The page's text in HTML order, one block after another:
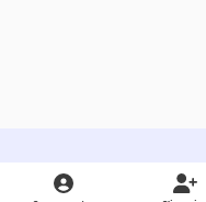
Light ModeDark ModeSystem Preference